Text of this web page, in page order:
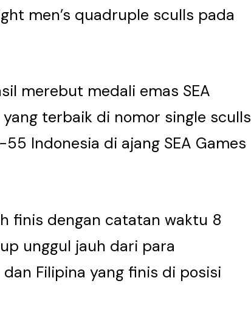
men’s quadruple sculls pada
merebut medali emas SEA
terbaik di nomor single sculls
Indonesia di ajang SEA Games
finis dengan catatan waktu 8
unggul jauh dari para
Filipina yang finis di posisi